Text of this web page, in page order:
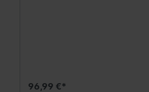
96,99 €*